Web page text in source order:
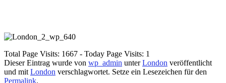
Total Page Visits: 1667 - Today Page Visits: 1
Dieser Eintrag wurde von wp_admin unterLondon veröffentlicht
und mit London verschlagwortet. Setze ein Lesezeichen für den
Permalink.